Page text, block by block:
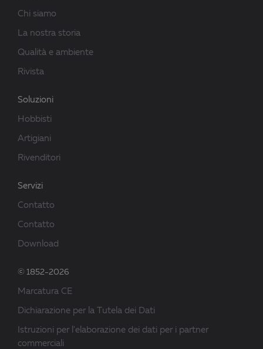
Chi siamo
La nostra storia
Qualità e ambiente
Rivista
Soluzioni
Hobbisti
Artigiani
Rivenditori
Servizi
Contatto
Contatto
Download
© 1852-2026
Marcatura CE
Dichiarazione per la Tutela dei Dati
Istruzioni per l'elaborazione dei dati per i partner
commerciali